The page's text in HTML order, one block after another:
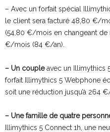
– Avec un forfait spécial
le client sera facturé 48,80 €/
(54,80 €/mois en changeant
€/mois (84 €/an).
– Un coupleavec un Illimythics
forfait Illimythics 5 Webphone
soit une réduction jusqu’à 264 €/
– Une famille de quatre
Illimythics 5 Connect 1h, une